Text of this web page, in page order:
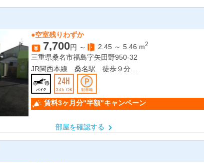
●空室残りわずか
7,700円 ～ 2.45 ～ 5.46 m2
三重県桑名市福島字矢田野950-32
JR関西本線 桑名駅 徒歩９分
近鉄名古屋線 桑名駅 徒歩９分
賃料3ヶ月分"半額"キャンペーン
部屋を確認する